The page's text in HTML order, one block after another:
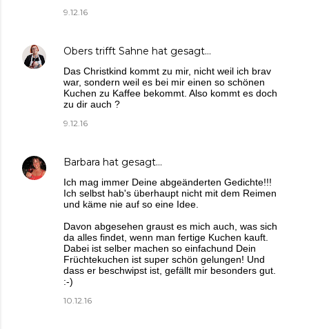
9.12.16
Obers trifft Sahne hat gesagt…
Das Christkind kommt zu mir, nicht weil ich brav
war, sondern weil es bei mir einen so schönen
Kuchen zu Kaffee bekommt. Also kommt es doch
zu dir auch ?
9.12.16
Barbara hat gesagt…
Ich mag immer Deine abgeänderten Gedichte!!!
Ich selbst hab's überhaupt nicht mit dem Reimen
und käme nie auf so eine Idee.
Davon abgesehen graust es mich auch, was sich
da alles findet, wenn man fertige Kuchen kauft.
Dabei ist selber machen so einfachund Dein
Früchtekuchen ist super schön gelungen! Und
dass er beschwipst ist, gefällt mir besonders gut.
:-)
10.12.16